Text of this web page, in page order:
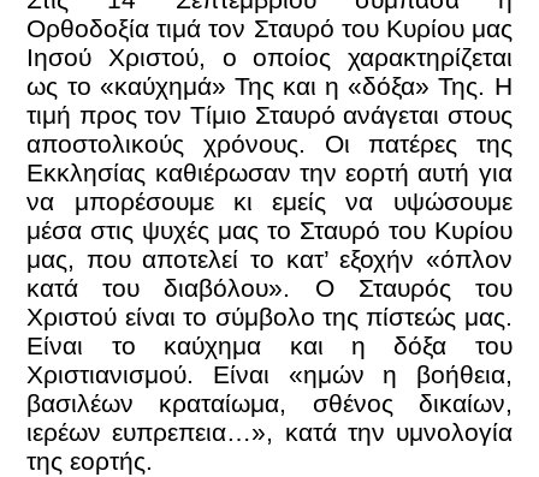
Ορθοδοξία τιμά τον Σταυρό του Κυρίου μας
Ιησού Χριστού, ο οποίος χαρακτηρίζεται
ως το «καύχημά» Της και η «δόξα» Της. Η
τιμή προς τον Τίμιο Σταυρό ανάγεται στους
αποστολικούς χρόνους. Οι πατέρες της
Εκκλησίας καθιέρωσαν την εορτή αυτή για
να μπορέσουμε κι εμείς να υψώσουμε
μέσα στις ψυχές μας το Σταυρό του Κυρίου
μας, που αποτελεί το κατ’ εξοχήν «όπλον
κατά του διαβόλου». Ο Σταυρός του
Χριστού είναι το σύμβολο της πίστεώς μας.
Είναι το καύχημα και η δόξα του
Χριστιανισμού. Είναι «ημών η βοήθεια,
βασιλέων κραταίωμα, σθένος δικαίων,
ιερέων ευπρεπεια…», κατά την υμνολογία
της εορτής.